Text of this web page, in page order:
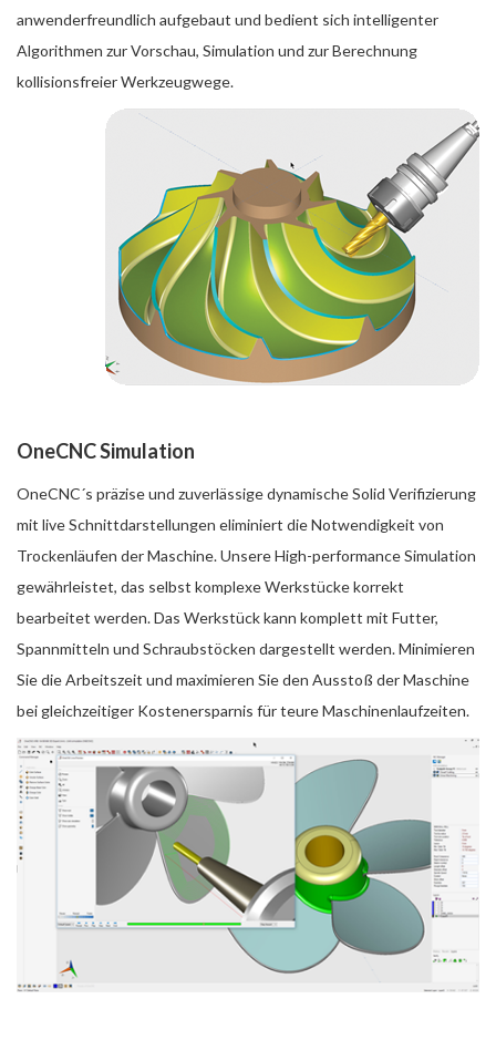
anwenderfreundlich aufgebaut und bedient sich intelligenter
Algorithmen zur Vorschau, Simulation und zur Berechnung
kollisionsfreier Werkzeugwege.
OneCNC Simulation
OneCNC´s präzise und zuverlässige dynamische Solid Verifizierung
mit live Schnittdarstellungen eliminiert die Notwendigkeit von
Trockenläufen der Maschine. Unsere High-performance Simulation
gewährleistet, das selbst komplexe Werkstücke korrekt
bearbeitet werden. Das Werkstück kann komplett mit Futter,
Spannmitteln und Schraubstöcken dargestellt werden. Minimieren
Sie die Arbeitszeit und maximieren Sie den Ausstoß der Maschine
bei gleichzeitiger Kostenersparnis für teure Maschinenlaufzeiten.